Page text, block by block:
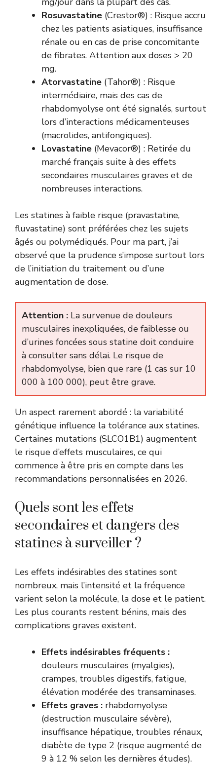
Rosuvastatine (Crestor®) : Risque accru
chez les patients asiatiques, insuffisance
rénale ou en cas de prise concomitante
de fibrates. Attention aux doses > 20
mg.
Atorvastatine (Tahor®) : Risque
intermédiaire, mais des cas de
rhabdomyolyse ont été signalés, surtout
lors d’interactions médicamenteuses
(macrolides, antifongiques).
Lovastatine (Mevacor®) : Retirée du
marché français suite à des effets
secondaires musculaires graves et de
nombreuses interactions.
Les statines à faible risque (pravastatine,
fluvastatine) sont préférées chez les sujets
âgés ou polymédiqués. Pour ma part, j’ai
observé que la prudence s’impose surtout lors
de l’initiation du traitement ou d’une
augmentation de dose.
Attention : La survenue de douleurs
musculaires inexpliquées, de faiblesse ou
d’urines foncées sous statine doit conduire
à consulter sans délai. Le risque de
rhabdomyolyse, bien que rare (1 cas sur 10
000 à 100 000), peut être grave.
Un aspect rarement abordé : la variabilité
génétique influence la tolérance aux statines.
Certaines mutations (SLCO1B1) augmentent
le risque d’effets musculaires, ce qui
commence à être pris en compte dans les
recommandations personnalisées en 2026.
Quels sont les effets
secondaires et dangers des
statines à surveiller ?
Les effets indésirables des statines sont
nombreux, mais l’intensité et la fréquence
varient selon la molécule, la dose et le patient.
Les plus courants restent bénins, mais des
complications graves existent.
Effets indésirables fréquents :
douleurs musculaires (myalgies),
crampes, troubles digestifs, fatigue,
élévation modérée des transaminases.
Effets graves : rhabdomyolyse
(destruction musculaire sévère),
insuffisance hépatique, troubles rénaux,
diabète de type 2 (risque augmenté de
9 à 12 % selon les dernières études).